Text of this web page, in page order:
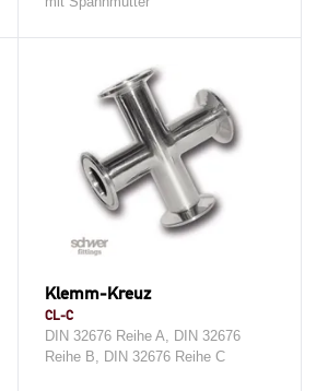
Klemm-Kreuz
CL-C
DIN 32676 Reihe A, DIN 32676
Reihe B, DIN 32676 Reihe C